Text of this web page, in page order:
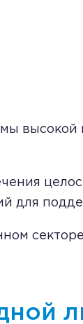
высокой
для